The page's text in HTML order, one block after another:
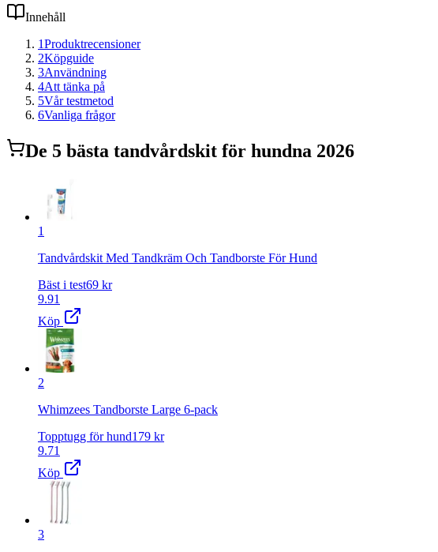
Innehåll
1Produktrecensioner
2Köpguide
3Användning
4Att tänka på
5Vår testmetod
6Vanliga frågor
De 5 bästa tandvårdskit för hundna 2026
1
Tandvårdskit Med Tandkräm Och Tandborste För Hund
Bäst i test69 kr
9.91
Köp
2
Whimzees Tandborste Large 6-pack
Topptugg för hund179 kr
9.71
Köp
3